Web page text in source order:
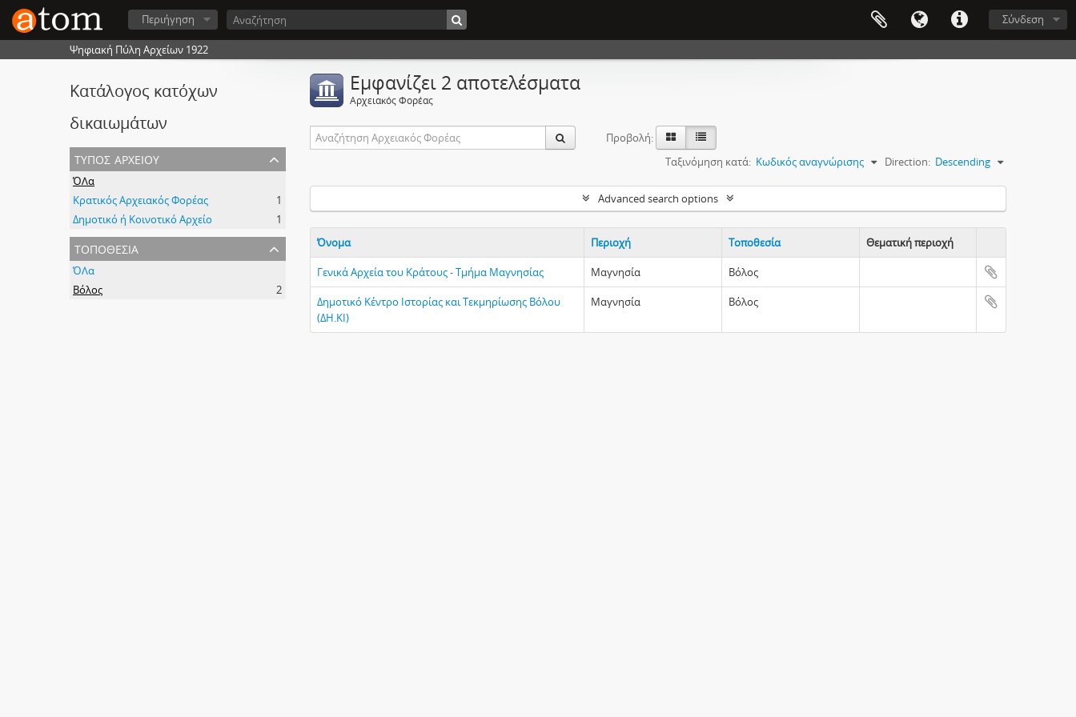
Σύνδεση
Περιήγηση
Ψηφιακή Πύλη Αρχείων 1922
Κατάλογος κατόχων
δικαιωμάτων
τύπος αρχείου
ΌΛα
Κρατικός Αρχειακός Φορέας
1
Δημοτικό ή Κοινοτικό Αρχείο
1
τοποθεσία
ΌΛα
Βόλος
2
Εμφανίζει 2 αποτελέσματα
Αρχειακός Φορέας
Προβολή:
Ταξινόμηση κατά: Κωδικός αναγνώρισης Direction: Descending
Advanced search options
Όνομα Περιοχή Τοποθεσία
Θεματική περιοχή
Clipboard
Γενικά Αρχεία του Κράτους - Τμήμα Μαγνησίας
Μαγνησία Βόλος
Δημοτικό Κέντρο Ιστορίας και Τεκμηρίωσης Βόλου
(ΔΗ.ΚΙ)
Μαγνησία Βόλος